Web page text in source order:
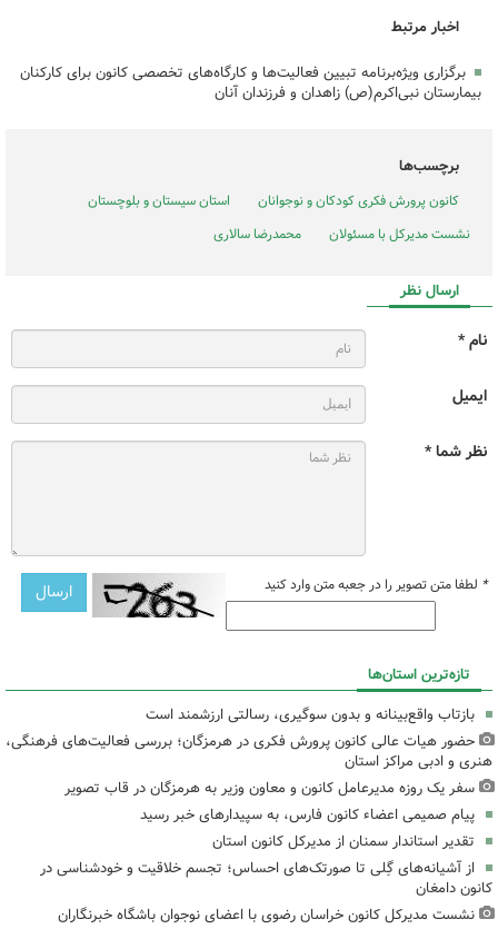
اخبار مرتبط
برگزاری ویژه‌برنامه تبیین فعالیت‌ها و کارگاه‌های تخصصی کانون برای کارکنان
بیمارستان نبی‌اکرم(ص) زاهدان و فرزندان آنان
برچسب‌ها
کانون پرورش فکری کودکان و نوجوانان
استان سیستان و بلوچستان
نشست مدیرکل با مسئولان
محمدرضا سالاری
ارسال نظر
نام *
ایمیل
نظر شما *
* لطفا متن تصویر را در جعبه متن وارد کنید
تازه‌ترین استان‌ها
بازتاب واقع‌بینانه و بدون سوگیری، رسالتی ارزشمند است
حضور هیات عالی کانون پرورش فکری در هرمزگان؛ بررسی فعالیت‌های فرهنگی،
هنری و ادبی مراکز استان
سفر یک روزه مدیرعامل کانون و معاون وزیر به هرمزگان در قاب تصویر
پیام صمیمی اعضاء کانون فارس، به سپیدارهای خبر رسید
تقدیر استاندار سمنان از مدیرکل کانون استان
از آشیانه‌های گِلی تا صورتک‌های احساس؛ تجسم خلاقیت و خودشناسی در
کانون دامغان
نشست مدیرکل کانون خراسان رضوی با اعضای نوجوان باشگاه خبرنگاران